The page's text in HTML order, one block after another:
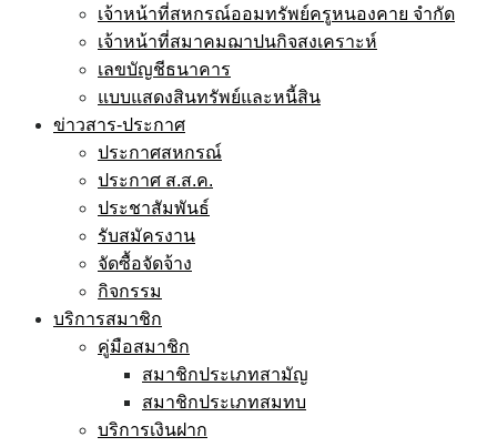
เจ้าหน้าที่สหกรณ์ออมทรัพย์ครูหนองคาย จำกัด
เจ้าหน้าที่สมาคมฌาปนกิจสงเคราะห์
เลขบัญชีธนาคาร
แบบแสดงสินทรัพย์และหนี้สิน
ข่าวสาร-ประกาศ
ประกาศสหกรณ์
ประกาศ ส.ส.ค.
ประชาสัมพันธ์
รับสมัครงาน
จัดซื้อจัดจ้าง
กิจกรรม
บริการสมาชิก
คู่มือสมาชิก
สมาชิกประเภทสามัญ
สมาชิกประเภทสมทบ
บริการเงินฝาก